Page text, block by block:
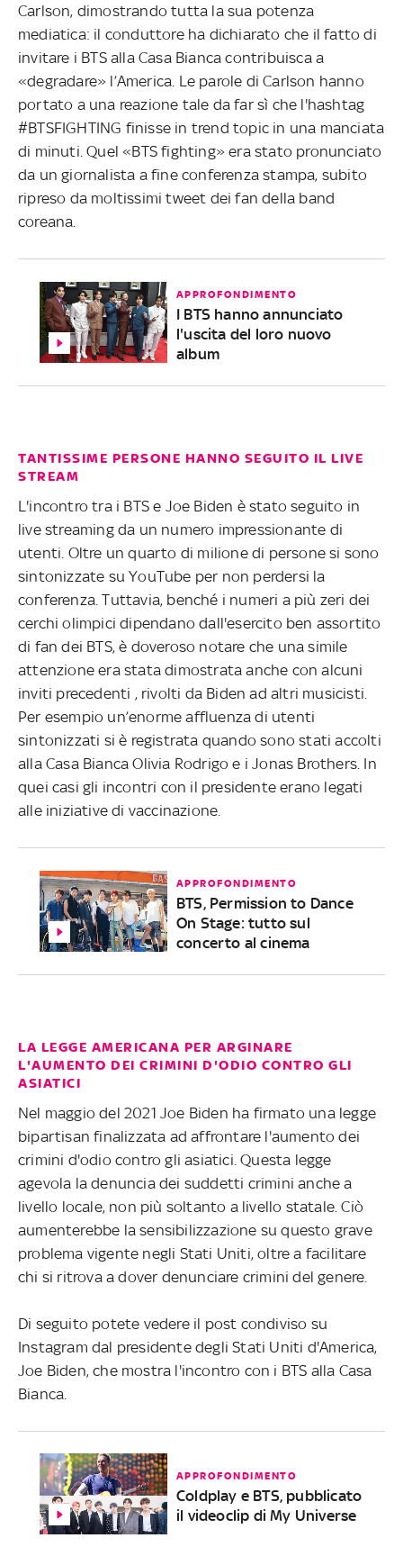
Carlson, dimostrando tutta la sua potenza
mediatica: il conduttore ha dichiarato che il fatto di
invitare i BTS alla Casa Bianca contribuisca a
«degradare» l’America. Le parole di Carlson hanno
portato a una reazione tale da far sì che l'hashtag
#BTSFIGHTING finisse in trend topic in una manciata
di minuti. Quel «BTS fighting» era stato pronunciato
da un giornalista a fine conferenza stampa, subito
ripreso da moltissimi tweet dei fan della band
coreana.
APPROFONDIMENTO
I BTS hanno annunciato
l'uscita del loro nuovo
album
TANTISSIME PERSONE HANNO SEGUITO IL LIVE
STREAM
L'incontro tra i BTS e Joe Biden è stato seguito in
live streaming da un numero impressionante di
utenti. Oltre un quarto di milione di persone si sono
sintonizzate su YouTube per non perdersi la
conferenza. Tuttavia, benché i numeri a più zeri dei
cerchi olimpici dipendano dall'esercito ben assortito
di fan dei BTS, è doveroso notare che una simile
attenzione era stata dimostrata anche con alcuni
inviti precedenti , rivolti da Biden ad altri musicisti.
Per esempio un’enorme affluenza di utenti
sintonizzati si è registrata quando sono stati accolti
alla Casa Bianca Olivia Rodrigo e i Jonas Brothers. In
quei casi gli incontri con il presidente erano legati
alle iniziative di vaccinazione.
APPROFONDIMENTO
BTS, Permission to Dance
On Stage: tutto sul
concerto al cinema
LA LEGGE AMERICANA PER ARGINARE
L'AUMENTO DEI CRIMINI D'ODIO CONTRO GLI
ASIATICI
Nel maggio del 2021 Joe Biden ha firmato una legge
bipartisan finalizzata ad affrontare l'aumento dei
crimini d'odio contro gli asiatici. Questa legge
agevola la denuncia dei suddetti crimini anche a
livello locale, non più soltanto a livello statale. Ciò
aumenterebbe la sensibilizzazione su questo grave
problema vigente negli Stati Uniti, oltre a facilitare
chi si ritrova a dover denunciare crimini del genere.
Di seguito potete vedere il post condiviso su
Instagram dal presidente degli Stati Uniti d'America,
Joe Biden, che mostra l'incontro con i BTS alla Casa
Bianca.
APPROFONDIMENTO
Coldplay e BTS, pubblicato
il videoclip di My Universe